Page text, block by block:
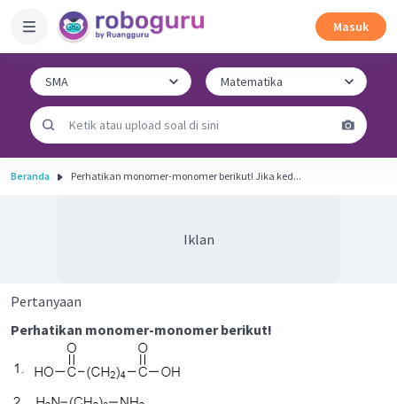
Masuk
Beranda Perhatikan monomer-monomer berikut! Jika ked...
Iklan
Pertanyaan
Perhatikan monomer-monomer berikut!